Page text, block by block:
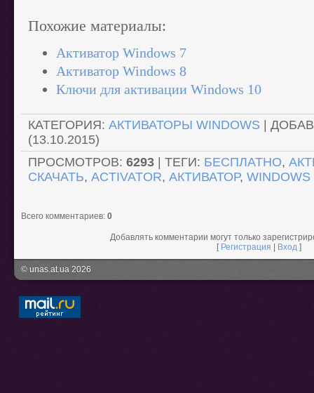
Похожие материалы:
Активатор Windows 7
Активатор Windows 8
Ключи для активации Windows 10
КАТЕГОРИЯ: АКТИВАТОРЫ WINDOWS
(13.10.2015)
ПРОСМОТРОВ: 6293 ТЕГИ: БЕСПЛАТНО,
СКАЧАТЬ, ACTIVATOR, АКТИВАТОР, WINDOWS
Всего комментариев: 0
Добавлять комментарии могут только
[ Регистрация Вход ]
© unas.at.ua 2026